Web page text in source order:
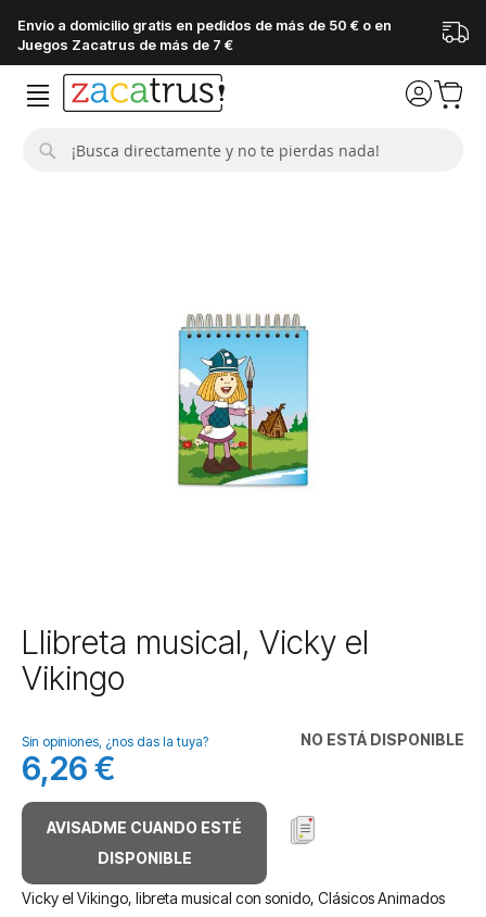
Envío a domicilio gratis en pedidos de más de 50 € o en
Juegos Zacatrus de más de 7 €
Saltar
al
comienzo
galería
de
imágenes
LIibreta musical, Vicky el
Vikingo
NO ESTÁ DISPONIBLE
Sin opiniones, ¿nos das la tuya?
6,26 €
AVISADME CUANDO ESTÉ
DISPONIBLE
Vicky el Vikingo, libreta musical con sonido, Clásicos Animados